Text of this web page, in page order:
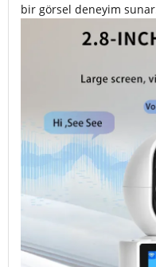
bir görsel deneyim